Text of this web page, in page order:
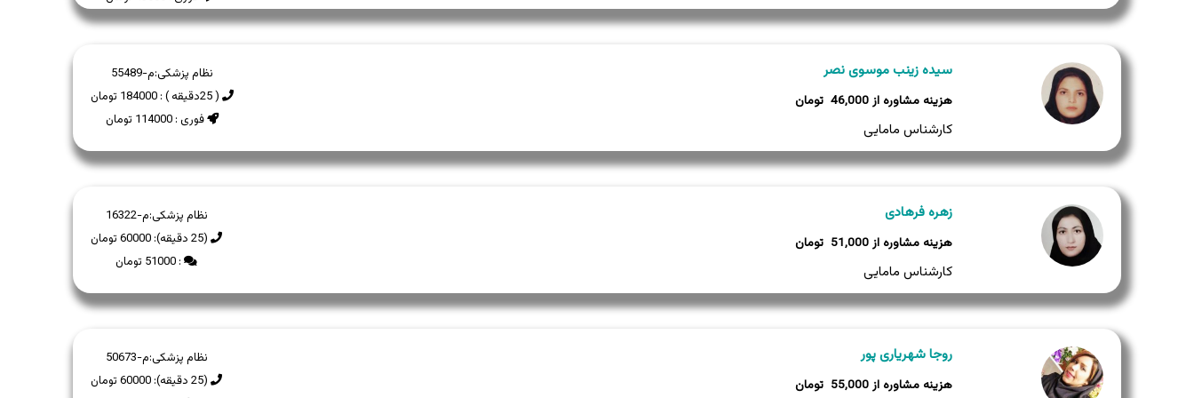
نظام پزشکی:م-55489
( 25دقیقه ) : 184000 تومان
فوری : 114000 تومان
سیده زینب موسوی نصر
46,000
کارشناس مامایی
نظام پزشکی:م-16322
(25 دقیقه): 60000 تومان
: 51000 تومان
زهره فرهادی
51,000
کارشناس مامایی
نظام پزشکی:م-50673
(25 دقیقه): 60000 تومان
روجا شهریاری پور
55,000